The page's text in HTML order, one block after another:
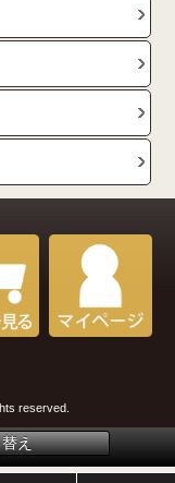
reserved.
え